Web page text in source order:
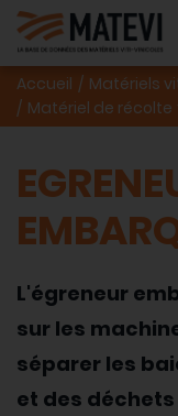
Accueil Matériels
Matériel de récolte
L'égreneur
sur les
séparer les
et des